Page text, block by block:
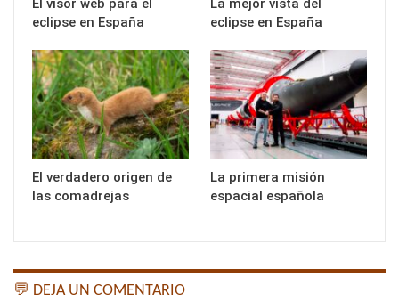
El visor web para el
eclipse en España
La mejor vista del
eclipse en España
El verdadero origen de
las comadrejas
La primera misión
espacial española
💬 DEJA UN COMENTARIO